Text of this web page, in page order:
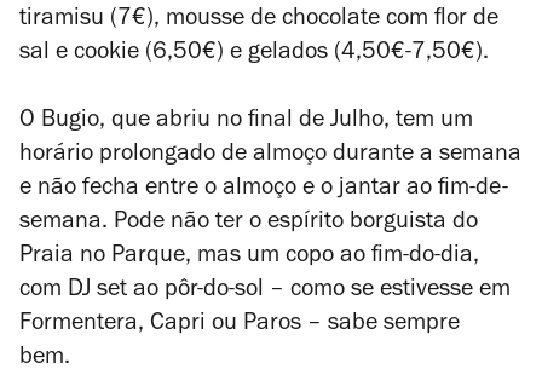
tiramisu (7€), mousse de chocolate com flor de
sal e cookie (6,50€) e gelados (4,50€-7,50€).
O Bugio, que abriu no final de Julho, tem um
horário prolongado de almoço durante a semana
e não fecha entre o almoço e o jantar ao fim-de-
semana. Pode não ter o espírito borguista do
Praia no Parque, mas um copo ao fim-do-dia,
com DJ set ao pôr-do-sol – como se estivesse em
Formentera, Capri ou Paros – sabe sempre
bem.